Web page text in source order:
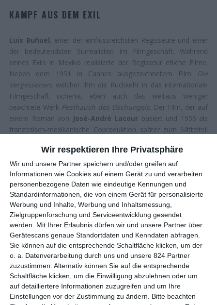
Wir respektieren Ihre Privatsphäre
Wir und unsere Partner speichern und/oder greifen auf
Informationen wie Cookies auf einem Gerät zu und verarbeiten
personenbezogene Daten wie eindeutige Kennungen und
Standardinformationen, die von einem Gerät für personalisierte
Werbung und Inhalte, Werbung und Inhaltsmessung,
Zielgruppenforschung und Serviceentwicklung gesendet
werden.
Mit Ihrer Erlaubnis dürfen wir und unsere Partner über
Gerätescans genaue Standortdaten und Kenndaten abfragen.
Sie können auf die entsprechende Schaltfläche klicken, um der
o. a. Datenverarbeitung durch uns und unsere 824 Partner
zuzustimmen. Alternativ können Sie auf die entsprechende
Schaltfläche klicken, um die Einwilligung abzulehnen oder um
auf detailliertere Informationen zuzugreifen und um Ihre
Einstellungen vor der Zustimmung zu ändern.
Bitte beachten
KAMPF AUS DEM EXIL
Luis Buñuel, einer der einflussreichsten Regisseure und einer
der bedeutendsten Surrealisten im Filmgeschäft. Während
seines Exils in Mexiko realisierte der Regisseur etliche Filme.
Neben dem 1951 in Cannes ausgezeichnetem Film
Die
Vergessenen, welcher ihm die Rückkehr in das internationale
Filmgeschäft sicherte, eben auch das weitaus weniger
beachtete Werk Pesthauch des Dschungels. Der Film, der auf
einem Roman von José-André Lacour basiert und 1956 als
französisch-mexikanische Coproduktion später zum Mittelteil
Surrealismus und Charakterstudie, zeigt sich gleichzeitig aber
auch etwas ungewöhnlich als Abenteuerfilm.
Zunächst jedoch widmet sich Buñuel im ersten Teil von
Pesthauch des Dschungelsdem politischen Aspekt. Ergründet
die Beweggründe der Aufständischen, versucht deren
kämpferische Natur und den fast ungebrochenen Willen, sich
gegen eine ausbeuterische Regierung zu stellen
hervorzuheben. Damit bewegt sich der Regisseur wieder
einmal in einem seiner beliebten erzählerischen Territorien, in
dem er Politik und Autoritäten unverhohlen kritisiert und deren
Verhalten zur Schau stellt. In diesem Werk zeichnet Buñuel
allerdings ein sehr klares Bild, nutzt weniger die Umwege eines
sonst von ihm auch bekannten scharfen Zynismus.